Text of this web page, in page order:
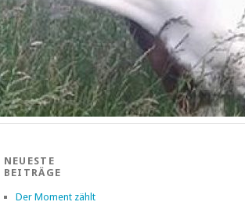
NEUESTE
BEITRÄGE
Der Moment zählt